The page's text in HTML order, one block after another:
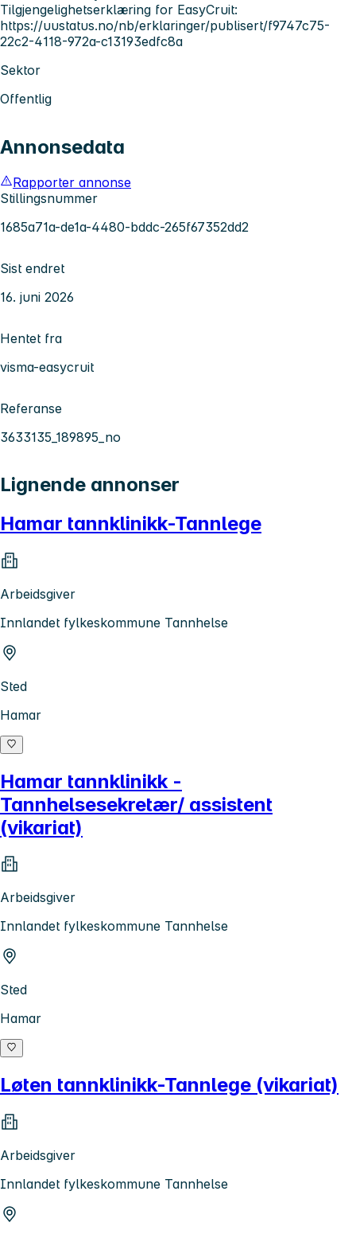
Tilgjengelighetserklæring for EasyCruit:
https://uustatus.no/nb/erklaringer/publisert/f9747c75-
22c2-4118-972a-c13193edfc8a
Sektor
Offentlig
Annonsedata
Rapporter annonse
Stillingsnummer
1685a71a-de1a-4480-bddc-265f67352dd2
Sist endret
16. juni 2026
Hentet fra
visma-easycruit
Referanse
3633135_189895_no
Lignende annonser
Hamar tannklinikk-Tannlege
Arbeidsgiver
Innlandet fylkeskommune Tannhelse
Sted
Hamar
Hamar tannklinikk -
Tannhelsesekretær/ assistent
(vikariat)
Arbeidsgiver
Innlandet fylkeskommune Tannhelse
Sted
Hamar
Løten tannklinikk-Tannlege (vikariat)
Arbeidsgiver
Innlandet fylkeskommune Tannhelse